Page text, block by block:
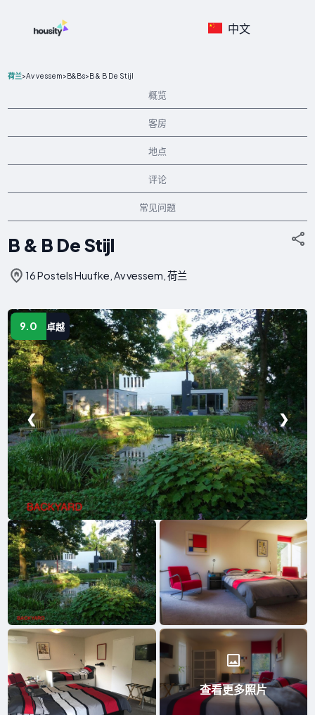
中文
荷兰>Av vessem>B&Bs>B & B De Stijl
概览
客房
地点
评论
常见问题
B & B De Stijl
16 Postels Huufke, Av vessem, 荷兰
9.0 卓越
❮ ❯
查看更多照片